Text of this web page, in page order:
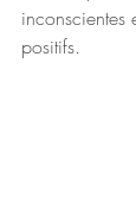
inconscientes
positifs.